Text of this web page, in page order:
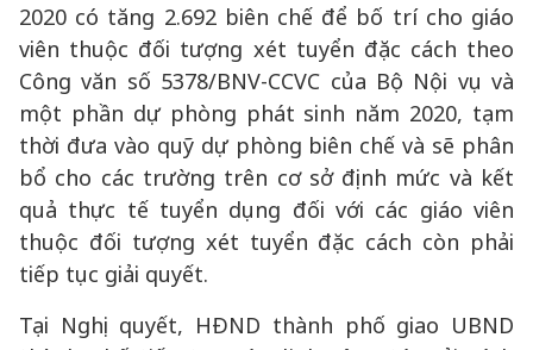
2020 có tăng 2.692 biên chế để bố trí cho giáo
viên thuộc đối tượng xét tuyển đặc cách theo
Công văn số 5378/BNV-CCVC của Bộ Nội vụ và
một phần dự phòng phát sinh năm 2020, tạm
thời đưa vào quỹ dự phòng biên chế và sẽ phân
bổ cho các trường trên cơ sở định mức và kết
quả thực tế tuyển dụng đối với các giáo viên
thuộc đối tượng xét tuyển đặc cách còn phải
tiếp tục giải quyết.
Tại Nghị quyết, HĐND thành phố giao UBND